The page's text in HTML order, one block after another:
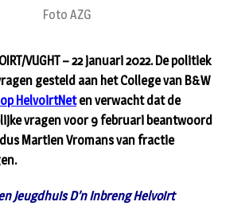
Foto AZG
VUGHT – 22 januari 2022. De politiek
gesteld aan het College van B&W
HelvoirtNeten verwacht dat de
vragen voor 9 februari beantwoord
Martien Vromans van fractie
Jeugdhuis D’n Inbreng Helvoirt